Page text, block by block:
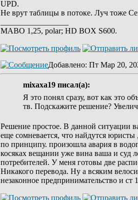
UPD.
Не врут таблицы в потоке. Луч тоже
MABO 1,25, polar; HD BOX S600.
Добавлено: Пт Мар 20,
mixaxa19 писал(а):
Я это понял сразу, вот как это
тв. Подскажите решение?
Решение простое. В данной ситуации
еще сомневается, что найдутся юристы
по принципу. произошла авария в
косяках вещании уже вина ваша и суд
потребителей. У меня готовы две
Никакого перевода. Ну а всяким
незаконное предпринимательство и